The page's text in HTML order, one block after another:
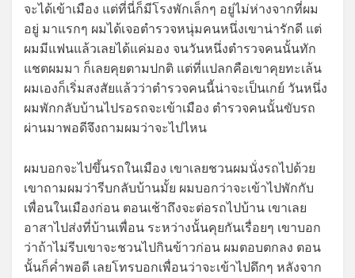
จะได้เข้าเมือง แต่ที่นี่ก็มีโรงพักเล็กๆ อยู่ไม่ห่างจากที่ผม
อยู่ มาแรกๆ ผมได้เจอตำรวจหนุ่มคนหนึ่งเขาน่ารักดี แต่
ผมมีแฟนแล้วเลยได้แค่มอง จนวันหนึ่งตำรวจคนนั้นทัก
แชตผมมา ก็เลยคุยตามปกติ แต่ที่แปลกคือเขาคุยทะเล้น
ผมเองก็เริ่มสงสัยแล้วว่าตำรวจคนนี้น่าจะเป็นเกย์ วันหนึ่ง
ผมพักกลับบ้านไปรอรถจะเข้าเมือง ตำรวจคนนั้นขับรถ
ผ่านมาพอดีจึงถามผมว่าจะไปไหน
ผมบอกจะไปขึ้นรถในเมือง เขาเลยชวนผมนั่งรถไปด้วย
เขาถามผมว่ารีบกลับบ้านมั้ย ผมบอกว่าจะเข้าไปพักกับ
เพื่อนในเมืองก่อน ตอนเช้าถึงจะต่อรถไปบ้าน เขาเลย
อาสาไปส่งที่บ้านเพื่อน ระหว่างนั้นคุยกันเรื่อยๆ เขาบอก
ว่าถ้าไม่รีบเขาจะชวนไปกินข้าวก่อน ผมตอบตกลง ตอน
นั้นก็ค่ำพอดี เลยโทรบอกเพื่อนว่าจะเข้าไปดึกๆ หลังจาก